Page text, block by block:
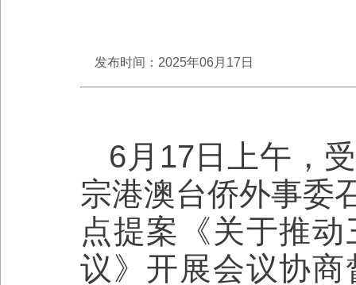
发布时间：2025年06月17日
6月17日上午，
宗港澳台侨外事委
点提案《关于推
议》开展会议协